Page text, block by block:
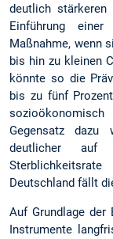
deutlich stärkeren
Einführung
Maßnahme, wenn
bis hin zu kleinen
könnte so die
bis zu fünf
sozioökonomisch
Gegensatz
deutlicher auf
Deutschland fällt
Auf Grundlage der
Instrumente